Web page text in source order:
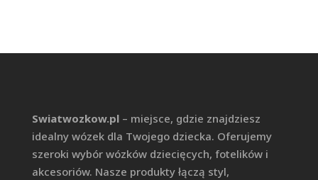
Swiatwozkow.pl– miejsce, gdzie znajdziesz
idealny wózek dla Twojego dziecka. Oferujemy
szeroki wybór wózków dziecięcych, fotelików i
akcesoriów. Nasze produkty łączą styl,